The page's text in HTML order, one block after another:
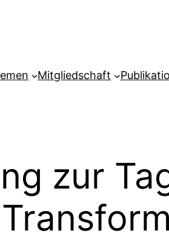
Mitgliedschaft
zur